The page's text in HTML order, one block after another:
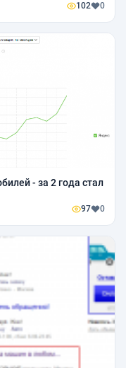
102 0
- за 2 года стал
97 0